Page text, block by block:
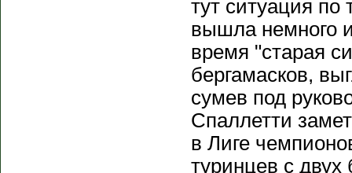
тут ситуация по
вышла немного
время "старая
бергамасков,
сумев под
Спаллетти
в Лиге
туринцев с